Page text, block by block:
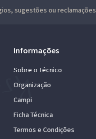
sugestões ou reclamações
Informações
Sobre o Técnico
Organização
Campi
Ficha Técnica
Termos e Condições